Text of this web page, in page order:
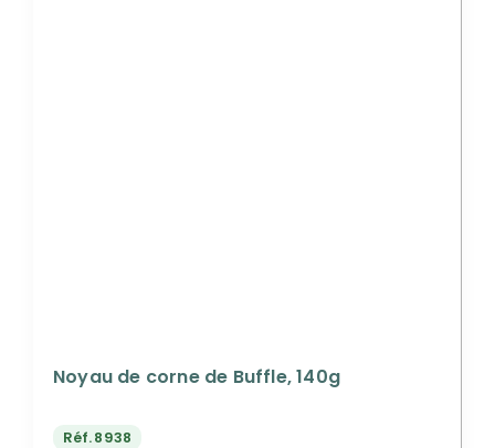
Noyau de corne de Buffle, 140g
Réf.8938